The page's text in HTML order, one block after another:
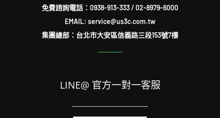
免費諮詢電話： 0938-913-333/02-8979-6000
EMAIL: service@us3c.com.tw
集團總部：台北市大安區信義路三段153號7樓
LINE@ 官方一對一客服